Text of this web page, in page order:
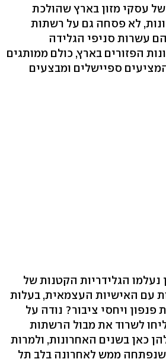
עסקי מזון בארץ שהולכת
לא פסחה גם על רשתות
עשרות סניפי הגלידה
הפזורים בארץ, כולם ממותגים
ספיישלים ומבצעים
נעלמו הגלידריות הקטנות של
עם האישיות העצמאית, בעלות
פנפון ויחסי ציבור? נודה על
לשרוד את מבול הרשתות
כאן בשנים האחרונות, ולמרות
שנפתחה ממש לאחרונה בלב תל